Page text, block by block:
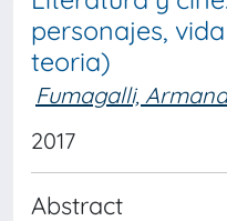
personajes,
teoria)
Fumagalli,
2017
Abstract